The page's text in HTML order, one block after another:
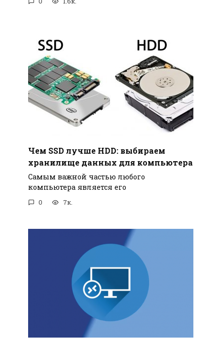
Чем SSD лучше HDD: выбираем
хранилище данных для компьютера
Самым важной частью любого
компьютера является его
0 7к.